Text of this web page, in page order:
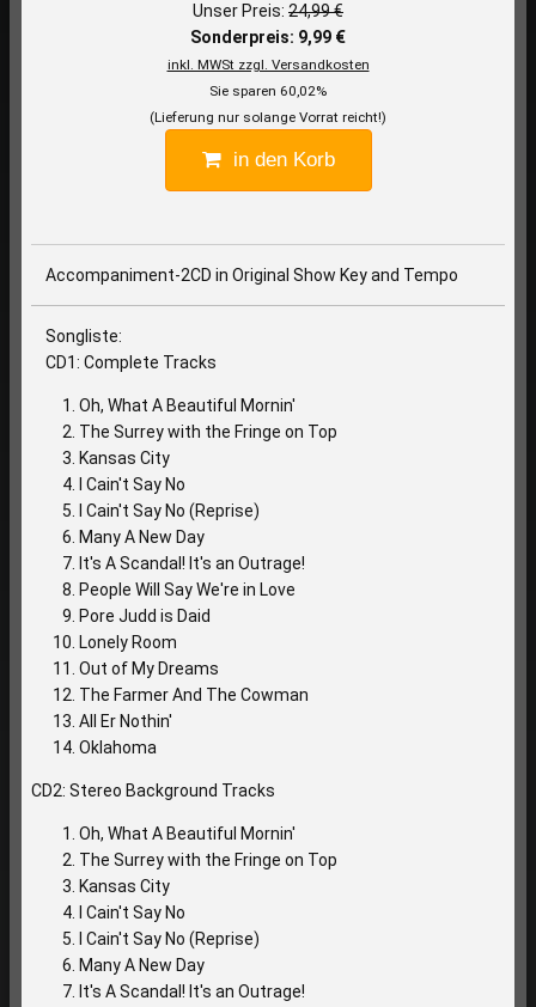
Unser Preis: 24,99 €
Sonderpreis: 9,99 €
inkl. MWSt zzgl. Versandkosten
Sie sparen 60,02%
(Lieferung nur solange Vorrat reicht!)
in den Korb
Accompaniment-2CD in Original Show Key and Tempo
Songliste:
CD1: Complete Tracks
Oh, What A Beautiful Mornin'
The Surrey with the Fringe on Top
Kansas City
I Cain't Say No
I Cain't Say No (Reprise)
Many A New Day
It's A Scandal! It's an Outrage!
People Will Say We're in Love
Pore Judd is Daid
Lonely Room
Out of My Dreams
The Farmer And The Cowman
All Er Nothin'
Oklahoma
CD2: Stereo Background Tracks
Oh, What A Beautiful Mornin'
The Surrey with the Fringe on Top
Kansas City
I Cain't Say No
I Cain't Say No (Reprise)
Many A New Day
It's A Scandal! It's an Outrage!